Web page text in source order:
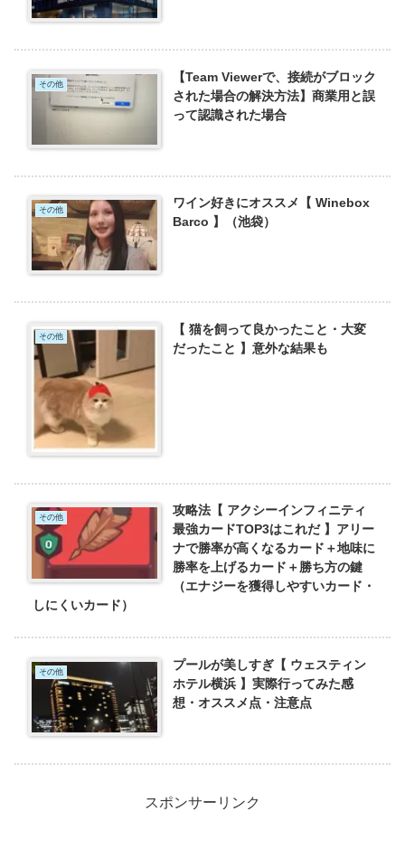
その他
【Team Viewerで、接続がブロック
された場合の解決方法】商業用と誤
って認識された場合
その他
ワイン好きにオススメ【 Winebox
Barco 】（池袋）
その他
【 猫を飼って良かったこと・大変
だったこと 】意外な結果も
その他
攻略法【 アクシーインフィニティ
最強カードTOP3はこれだ 】アリー
ナで勝率が高くなるカード＋地味に
勝率を上げるカード＋勝ち方の鍵
（エナジーを獲得しやすいカード・
しにくいカード）
その他
プールが美しすぎ【 ウェスティン
ホテル横浜 】実際行ってみた感
想・オススメ点・注意点
スポンサーリンク